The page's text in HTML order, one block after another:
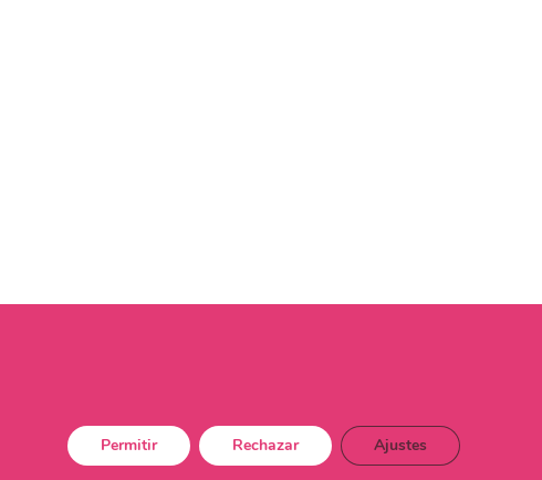
Permitir Rechazar Ajustes